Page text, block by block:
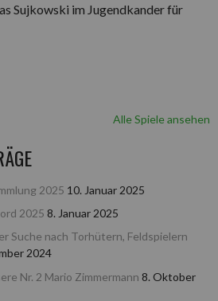
Sujkowski im Jugendkander für
Alle Spiele ansehen
2025 10. Januar 2025
2025 8. Januar 2025
Suche nach Torhütern, Feldspielern
2024
Nr. 2 Mario Zimmermann 8. Oktober